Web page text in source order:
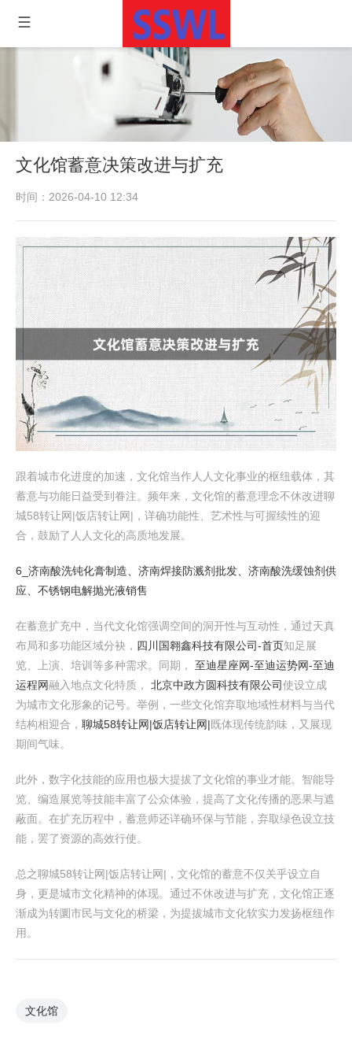
文化馆蓄意决策改进与扩充
时间：2026-04-10 12:34
跟着城市化进度的加速，文化馆当作人人文化事业的枢纽载体，其
蓄意与功能日益受到眷注。频年来，文化馆的蓄意理念不休改进聊
城58转让网|饭店转让网|，详确功能性、艺术性与可握续性的迎
合，鼓励了人人文化的高质地发展。
6_济南酸洗钝化膏制造、济南焊接防溅剂批发、济南酸洗缓蚀剂供
应、不锈钢电解抛光液销售
在蓄意扩充中，当代文化馆强调空间的洞开性与互动性，通过天真
布局和多功能区域分袂， 四川国翱鑫科技有限公司-首页知足展
览、上演、培训等多种需求。同期， 至迪星座网-至迪运势网-至迪
运程网融入地点文化特质， 北京中政方圆科技有限公司使设立成
为城市文化形象的记号。举例，一些文化馆弃取地域性材料与当代
结构相迎合， 聊城58转让网|饭店转让网|既体现传统韵味，又展现
期间气味。
此外，数字化技能的应用也极大提拔了文化馆的事业才能。智能导
览、编造展览等技能丰富了公众体验，提高了文化传播的恶果与遮
蔽面。在扩充历程中，蓄意师还详确环保与节能，弃取绿色设立技
能，罢了资源的高效行使。
总之聊城58转让网|饭店转让网|，文化馆的蓄意不仅关乎设立自
身，更是城市文化精神的体现。通过不休改进与扩充，文化馆正逐
渐成为转圜市民与文化的桥梁，为提拔城市文化软实力发扬枢纽作
用。
文化馆